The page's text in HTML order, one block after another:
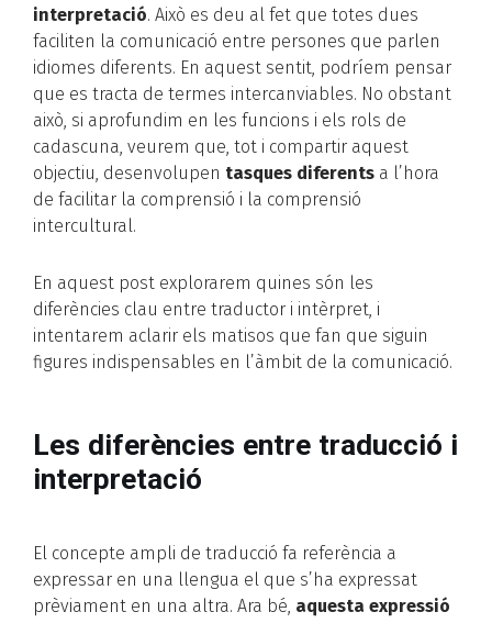
interpretació. Això es deu al fet que totes dues
faciliten la comunicació entre persones que parlen
idiomes diferents. En aquest sentit, podríem pensar
que es tracta de termes intercanviables. No obstant
això, si aprofundim en les funcions i els rols de
cadascuna, veurem que, tot i compartir aquest
objectiu, desenvolupen tasques diferents a l’hora
de facilitar la comprensió i la comprensió
intercultural.
En aquest post explorarem quines són les
diferències clau entre traductor i intèrpret, i
intentarem aclarir els matisos que fan que siguin
figures indispensables en l’àmbit de la comunicació.
Les diferències entre traducció i
interpretació
El concepte ampli de traducció fa referència a
expressar en una llengua el que s’ha expressat
prèviament en una altra. Ara bé, aquesta expressió